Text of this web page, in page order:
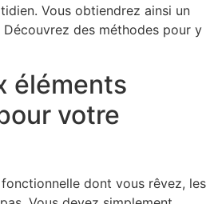
Vous obtiendrez ainsi un
des méthodes pour y
éléments
votre
dont vous rêvez, les